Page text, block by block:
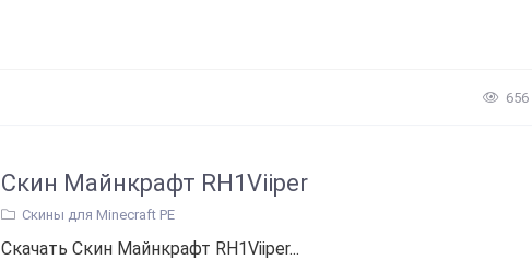
656
Скин Майнкрафт RH1Viiper
Скины для Minecraft PE
Скачать Скин Майнкрафт RH1Viiper...